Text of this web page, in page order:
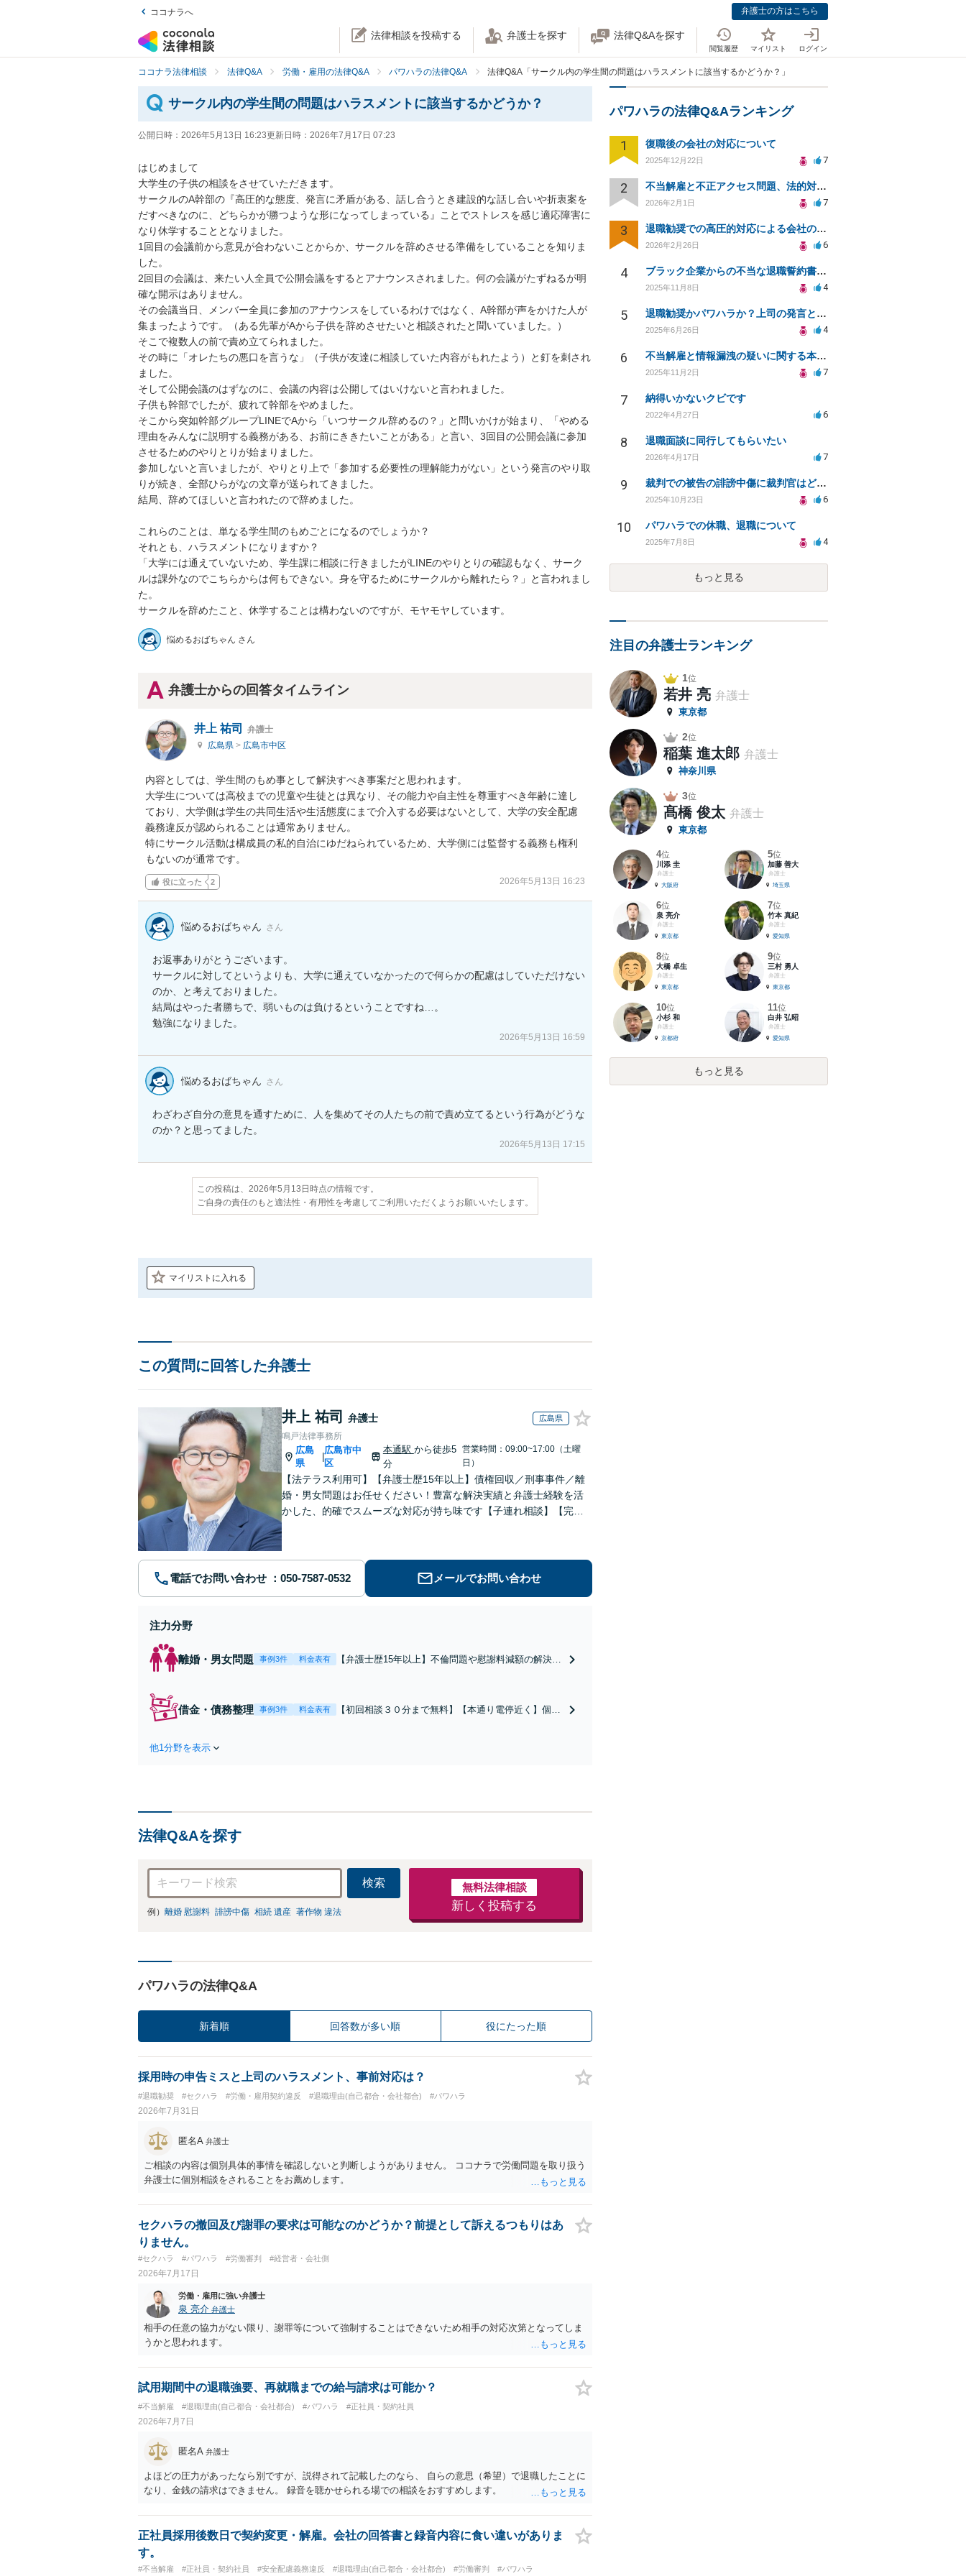
ココナラへ 弁護士の方はこちら
法律相談を投稿する 弁護士を探す 法律Q&Aを探す
閲覧履歴 マイリスト ログイン
ココナラ法律相談 法律Q&A 労働・雇用の法律Q&A パワハラの法律Q&A 法律Q&A「サークル内の学生間の問題はハラスメントに該当するかどうか？」
サークル内の学生間の問題はハラスメントに該当するかどうか？
公開日時： 2026年5月13日 16:23更新日時： 2026年7月17日 07:23
はじめまして
大学生の子供の相談をさせていただきます。
サークルのA幹部の『高圧的な態度、発言に矛盾がある、話し合うとき建設的な話し合いや折衷案を
だすべきなのに、どちらかが勝つような形になってしまっている』ことでストレスを感じ適応障害に
なり休学することとなりました。
1回目の会議前から意見が合わないことからか、サークルを辞めさせる準備をしていることを知りま
した。
2回目の会議は、来たい人全員で公開会議をするとアナウンスされました。何の会議がたずねるが明
確な開示はありません。
その会議当日、メンバー全員に参加のアナウンスをしているわけではなく、A幹部が声をかけた人が
集まったようです。（ある先輩がAから子供を辞めさせたいと相談されたと聞いていました。）
そこで複数人の前で責め立てられました。
その時に「オレたちの悪口を言うな」（子供が友達に相談していた内容がもれたよう）と釘を刺され
ました。
そして公開会議のはずなのに、会議の内容は公開してはいけないと言われました。
子供も幹部でしたが、疲れて幹部をやめました。
そこから突如幹部グループLINEでAから「いつサークル辞めるの？」と問いかけが始まり、「やめる
理由をみんなに説明する義務がある、お前にききたいことがある」と言い、3回目の公開会議に参加
させるためのやりとりが始まりました。
参加しないと言いましたが、やりとり上で「参加する必要性の理解能力がない」という発言のやり取
りが続き、全部ひらがなの文章が送られてきました。
結局、辞めてほしいと言われたので辞めました。
これらのことは、単なる学生間のもめごとになるのでしょうか？
それとも、ハラスメントになりますか？
「大学には通えていないため、学生課に相談に行きましたがLINEのやりとりの確認もなく、サーク
ルは課外なのでこちらからは何もできない。身を守るためにサークルから離れたら？」と言われまし
た。
サークルを辞めたこと、休学することは構わないのですが、モヤモヤしています。
悩めるおばちゃん さん
弁護士からの回答タイムライン
井上 祐司
弁護士
広島県 > 広島市中区
内容としては、学生間のもめ事として解決すべき事案だと思われます。
大学生については高校までの児童や生徒とは異なり、その能力や自主性を尊重すべき年齢に達し
ており、大学側は学生の共同生活や生活態度にまで介入する必要はないとして、大学の安全配慮
義務違反が認められることは通常ありません。
特にサークル活動は構成員の私的自治にゆだねられているため、大学側には監督する義務も権利
もないのが通常です。
役に立った 2 2026年5月13日 16:23
悩めるおばちゃん さん
お返事ありがとうございます。
サークルに対してというよりも、大学に通えていなかったので何らかの配慮はしていただけない
のか、と考えておりました。
結局はやった者勝ちで、弱いものは負けるということですね…。
勉強になりました。
2026年5月13日 16:59
悩めるおばちゃん さん
わざわざ自分の意見を通すために、人を集めてその人たちの前で責め立てるという行為がどうな
のか？と思ってました。
2026年5月13日 17:15
この投稿は、2026年5月13日時点の情報です。
ご自身の責任のもと適法性・有用性を考慮してご利用いただくようお願いいたします。
マイリストに入れる
この質問に回答した弁護士
井上 祐司 弁護士 広島県
鳴戸法律事務所
広島
県
|
広島市中
区
本通駅 から徒歩5
分
営業時間：09:00~17:00（土曜
日）
【法テラス利用可】【弁護士歴15年以上】債権回収／刑事事件／離
婚・男女問題はお任せください！豊富な解決実績と弁護士経験を活
かした、的確でスムーズな対応が持ち味です【子連れ相談】【完全
電話でお問い合わせ メールでお問い合わせ
注力分野
離婚・男女問題 事例3件 料金表有
【弁護士歴15年以上】不倫問題や慰謝料減額の解決実
室】【子連れ相談可】【本通駅5分】
借金・債務整理 事例3件 料金表有
【初回相談３０分まで無料】【本通り電停近く】個
他1分野を表示
法律Q&Aを探す
検索
例） 離婚 慰謝料 誹謗中傷 相続 遺産 著作物 違法
無料法律相談
新しく投稿する
パワハラの法律Q&A
新着順 回答数が多い順 役にたった順
採用時の申告ミスと上司のハラスメント、事前対応は？
#退職勧奨 #セクハラ #労働・雇用契約違反 #退職理由(自己都合・会社都合) #パワハラ
2026年7月31日
匿名A 弁護士
ご相談の内容は個別具体的事情を確認しないと判断しようがありません。 ココナラで労働問題を取り扱う
弁護士に個別相談をされることをお薦めします。
セクハラの撤回及び謝罪の要求は可能なのかどうか？前提として訴えるつもりはあ
りません。
#セクハラ #パワハラ #労働審判 #経営者・会社側
2026年7月17日
労働・雇用に強い弁護士
泉 亮介 弁護士
相手の任意の協力がない限り、謝罪等について強制することはできないため相手の対応次第となってしま
うかと思われます。
試用期間中の退職強要、再就職までの給与請求は可能か？
#不当解雇 #退職理由(自己都合・会社都合) #パワハラ #正社員・契約社員
2026年7月7日
匿名A 弁護士
よほどの圧力があったなら別ですが、説得されて記載したのなら、 自らの意思（希望）で退職したことに
なり、金銭の請求はできません。 録音を聴かせられる場での相談をおすすめします。
正社員採用後数日で契約変更・解雇。会社の回答書と録音内容に食い違いがありま
す。
#不当解雇 #正社員・契約社員 #安全配慮義務違反 #退職理由(自己都合・会社都合) #労働審判 #パワハラ
パワハラの法律Q&Aランキング
1 復職後の会社の対応について
2025年12月22日 7
2 不当解雇と不正アクセス問題、法的対応策は？
2026年2月1日 7
3 退職勧奨での高圧的対応による会社の責任はあるか？
2026年2月26日 6
4 ブラック企業からの不当な退職誓約書への対処法は？サインを断る方法は？
2025年11月8日 4
5 退職勧奨かパワハラか？上司の発言と法的対応策
2025年6月26日 4
6 不当解雇と情報漏洩の疑いに関する本人訴訟の相談
2025年11月2日 7
7 納得いかないクビです
2022年4月27日 6
8 退職面談に同行してもらいたい
2026年4月17日 7
9 裁判での被告の誹謗中傷に裁判官はどう対応するか？
2025年10月23日 6
10 パワハラでの休職、退職について
2025年7月8日 4
もっと見る
注目の弁護士ランキング
1位
若井 亮 弁護士
東京都
2位
稲葉 進太郎 弁護士
神奈川県
3位
髙橋 俊太 弁護士
東京都
4位
川添 圭
弁護士
大阪府
5位
加藤 善大
弁護士
埼玉県
6位
泉 亮介
弁護士
東京都
7位
竹本 真紀
弁護士
愛知県
8位
大橋 卓生
弁護士
東京都
9位
三村 勇人
弁護士
東京都
10位
小杉 和
弁護士
京都府
11位
白井 弘昭
弁護士
愛知県
もっと見る